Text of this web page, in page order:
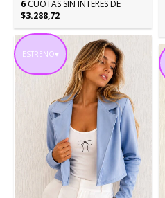
6 CUOTAS SIN INTERÉS DE
$3.288,72
ESTRENO♥